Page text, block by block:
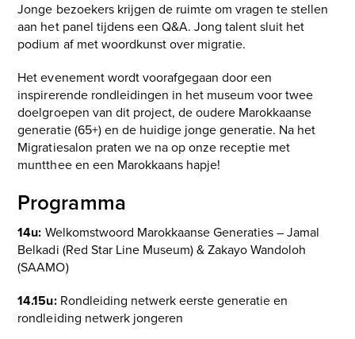
Jonge bezoekers krijgen de ruimte om vragen te stellen
aan het panel tijdens een Q&A. Jong talent sluit het
podium af met woordkunst over migratie.
Het evenement wordt voorafgegaan door een
inspirerende rondleidingen in het museum voor twee
doelgroepen van dit project, de oudere Marokkaanse
generatie (65+) en de huidige jonge generatie. Na het
Migratiesalon praten we na op onze receptie met
muntthee en een Marokkaans hapje!
Programma
14u: Welkomstwoord Marokkaanse Generaties – Jamal
Belkadi (Red Star Line Museum) & Zakayo Wandoloh
(SAAMO)
14.15u:Rondleiding netwerk eerste generatie en
rondleiding netwerk jongeren